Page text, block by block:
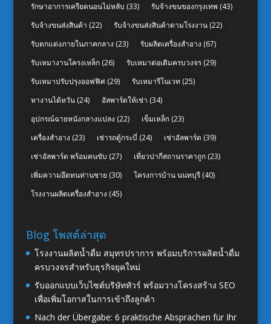
รักษาอาการเครียดนอนไม่หลับ (33) รับจ้างขนของกรุงเทพ (43)
รับจ้างขนส่งสินค้า (22) รับจ้างขนส่งสินค้าตามโรงงาน(22)
รับตกแต่งภายในภาคกลาง (23) รับผลิตเครื่องสำอาง (67)
รับเหมางานโครงเหล็ก(26) รับเหมาต่อเติมครบวงจร(29)
รับเหมาปรับปรุงออฟฟิศ(29) รับเหมารีโนเวท (25)
หางานไต้หวัน(24) อัลพาร์ดให้เช่า (34)
อุปกรณ์ฉายหนังกลางแปลง (22) เข็มเหล็ก(23)
เครื่องสำอาง (23) เช่ารถตู้กระบี่ (24) เช่าอัลพาร์ด (39)
เช่าอัลพาร์ด พร้อมคนขับ (27) เที่ยวปากีสถานราคาถูก(23)
เพิ่มความอึดทนท่านชาย (30) โครงการบ้าน นนทบุรี(40)
โรงงานผลิตเครื่องสำอาง (45)
Blog โพสต์ล่าสุด
โรงงานผลิตน้ำดื่ม สมุทรปราการ พร้อมบริการผลิตน้ำดื่ม
ครบวงจรสำหรับธุรกิจยุคใหม่
รับออกแบบเว็บไซต์บริษัททัวร์ พร้อมวางโครงสร้าง SEO
เพื่อเพิ่มโอกาสในการเข้าถึงลูกค้า
Nach der Übergabe: 6 praktische Absprachen für Ihr